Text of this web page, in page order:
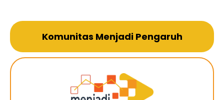
Komunitas Menjadi Pengaruh